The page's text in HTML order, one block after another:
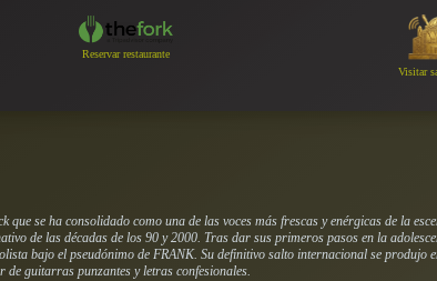
Reservar restaurante
Visitar
se ha consolidado como una de las voces más frescas y enérgicas de la
de las décadas de los 90 y 2000. Tras dar sus primeros pasos en la
bajo el pseudónimo de FRANK. Su definitivo salto internacional se produjo
guitarras punzantes y letras confesionales.